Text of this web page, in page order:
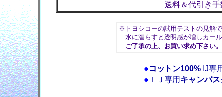
送料＆代引き手
※トヨシコーの試用テストの見解
水に濡らすと透明感が増しカー
ご了承の上、お買い求め下さい。
●コットン100% IJ専
● ＩＪ専用 キャンバ